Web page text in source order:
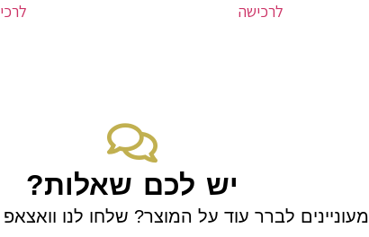
לרכישה
יש לכם שאלות?
מעוניינים לברר עוד על המוצר? שלחו לנו